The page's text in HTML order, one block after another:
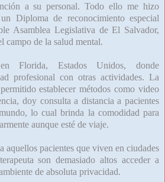
a su personal. Todo ello me hizo
Diploma de reconocimiento especial
Asamblea Legislativa de El Salvador,
campo de la salud mental.
Florida, Estados Unidos, donde
profesional con otras actividades. La
establecer métodos como video
doy consulta a distancia a pacientes
lo cual brinda la comodidad para
aunque esté de viaje.
aquellos pacientes que viven en ciudades
son demasiado altos acceder a
de absoluta privacidad.